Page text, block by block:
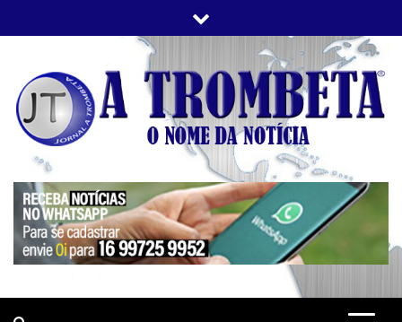
to
JORNAL A TROMBETA
O Nome da Notícia